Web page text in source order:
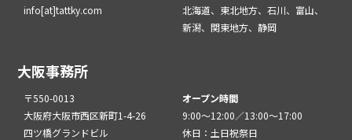
info[at]tattky.com
北海道、東北地方、石川、富山、
新潟、関東地方、静岡
大阪事務所
〒550-0013
大阪府大阪市西区新町1-4-26
四ツ橋グランドビル
オープン時間
9:00～12:00／13:00～17:00
休日：土日祝祭日